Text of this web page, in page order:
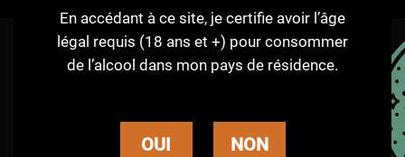
BRACITORIUM
En accédant à ce site, je certifie avoir l’âge
légal requis (18 ans et +) pour consommer
de l’alcool dans mon pays de résidence.
OUI NON